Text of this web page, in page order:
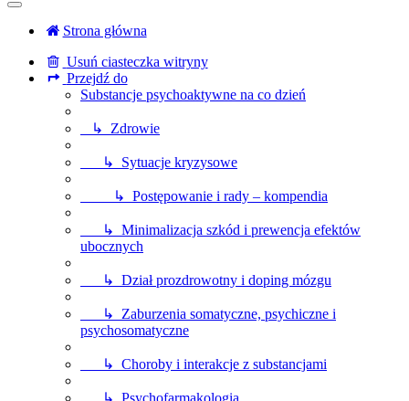
Strona główna
Usuń ciasteczka witryny
Przejdź do
Substancje psychoaktywne na co dzień
↳ Zdrowie
↳ Sytuacje kryzysowe
↳ Postępowanie i rady – kompendia
↳ Minimalizacja szkód i prewencja efektów
ubocznych
↳ Dział prozdrowotny i doping mózgu
↳ Zaburzenia somatyczne, psychiczne i
psychosomatyczne
↳ Choroby i interakcje z substancjami
↳ Psychofarmakologia